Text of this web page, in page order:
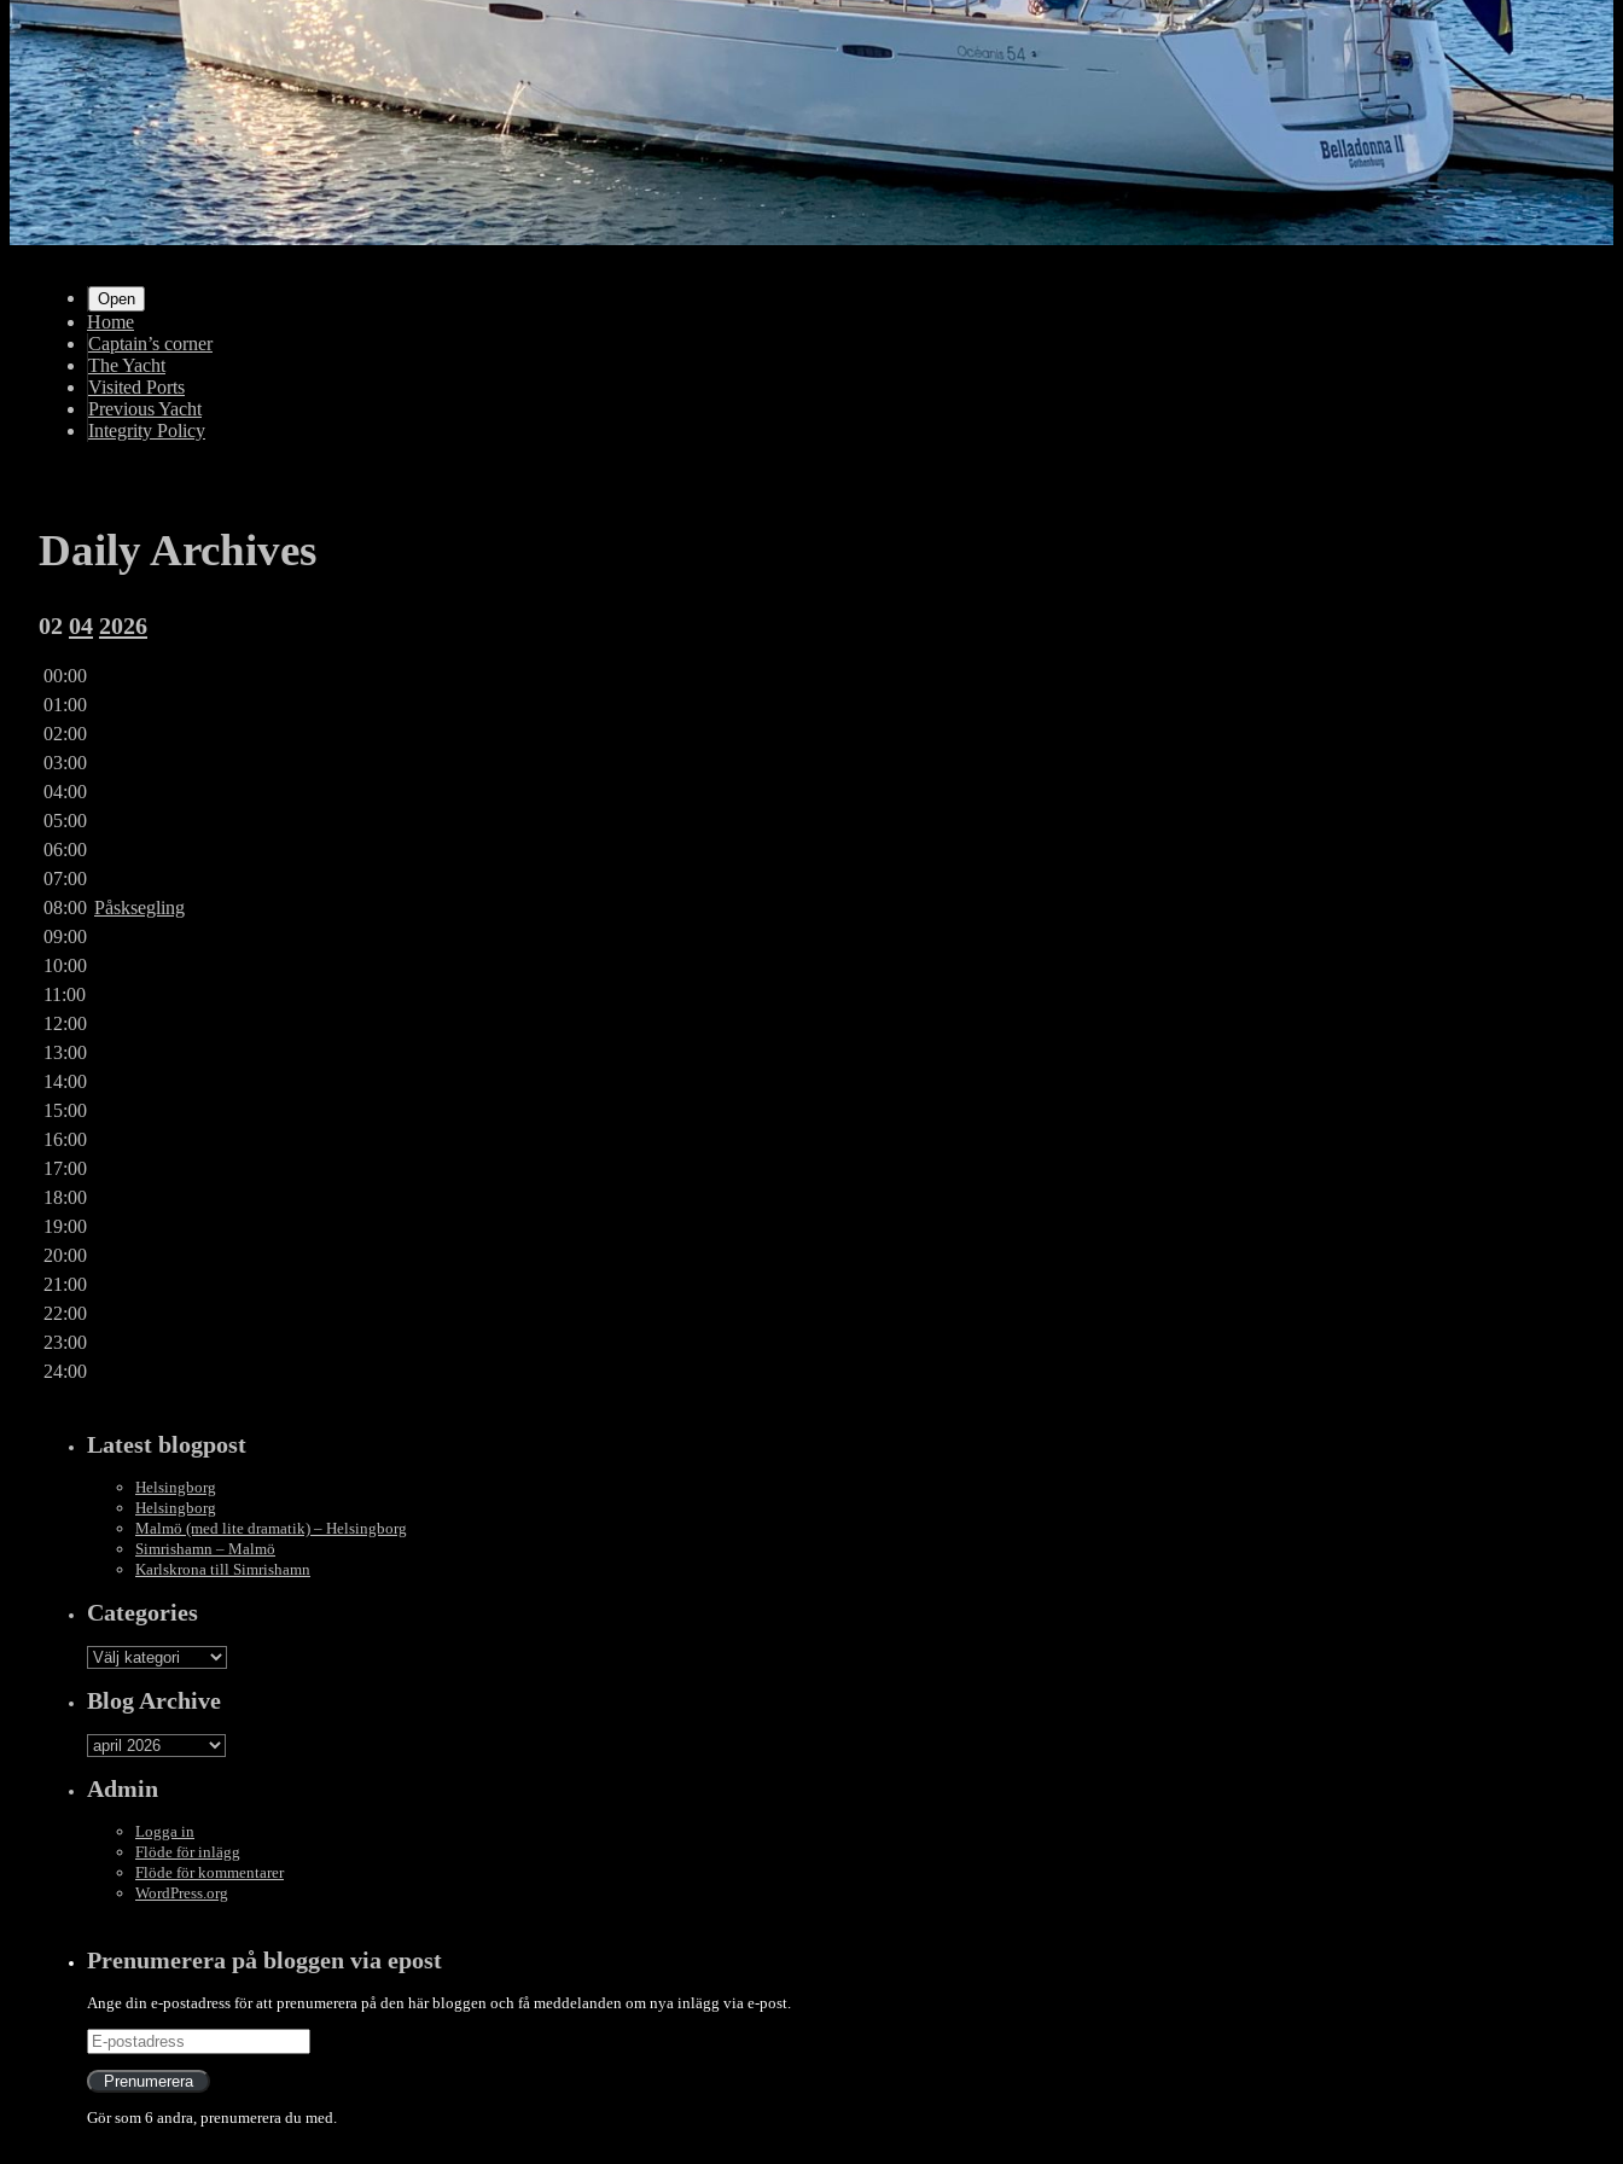
Primary
Navigation
Open
Home
Captain’s corner
The Yacht
Visited Ports
Previous Yacht
Integrity Policy
Daily Archives
02 04 2026
00:00
01:00
02:00
03:00
04:00
05:00
06:00
07:00
08:00 Påsksegling
09:00
10:00
11:00
12:00
13:00
14:00
15:00
16:00
17:00
18:00
19:00
20:00
21:00
22:00
23:00
24:00
Latest blogpost
Helsingborg
Helsingborg
Malmö (med lite dramatik) – Helsingborg
Simrishamn – Malmö
Karlskrona till Simrishamn
Categories
Categories
Blog Archive
Blog
Archive
Admin
Logga in
Flöde för inlägg
Flöde för kommentarer
WordPress.org
Prenumerera på bloggen via epost
Ange din e-postadress för att prenumerera på den här bloggen och få meddelanden om nya inlägg via e-post.
E-
postadress
Prenumerera
Gör som 6 andra, prenumerera du med.